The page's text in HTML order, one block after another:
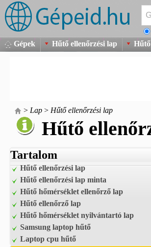
Gépek
Hűtő ellenőrzési lap
> Lap > Hűtő ellenőrzési lap
Hűtő
Tartalom
Hűtő ellenőrzési lap
Hűtő ellenőrzési lap minta
Hűtő hőmérséklet ellenőrző lap
Hűtő ellenőrző lap
Hűtő hőmérséklet nyilvántartó lap
Samsung laptop hűtő
Laptop cpu hűtő